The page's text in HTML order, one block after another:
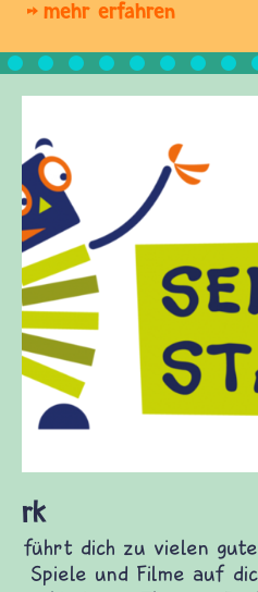
mehr erfahren
Frieden Fragen
frieden-fragen.de ist ein
Kinder, Eltern und